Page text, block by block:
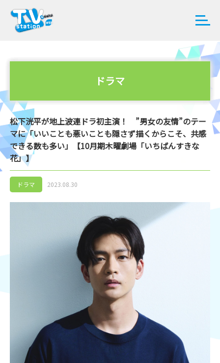
ドラマ
松下洸平が地上波連ドラ初主演！ ”男女の友情”のテー
マに「いいことも悪いことも隠さず描くからこそ、共感
できる数も多い」【10月期木曜劇場「いちばんすきな
花」】
ドラマ 2023.08.30